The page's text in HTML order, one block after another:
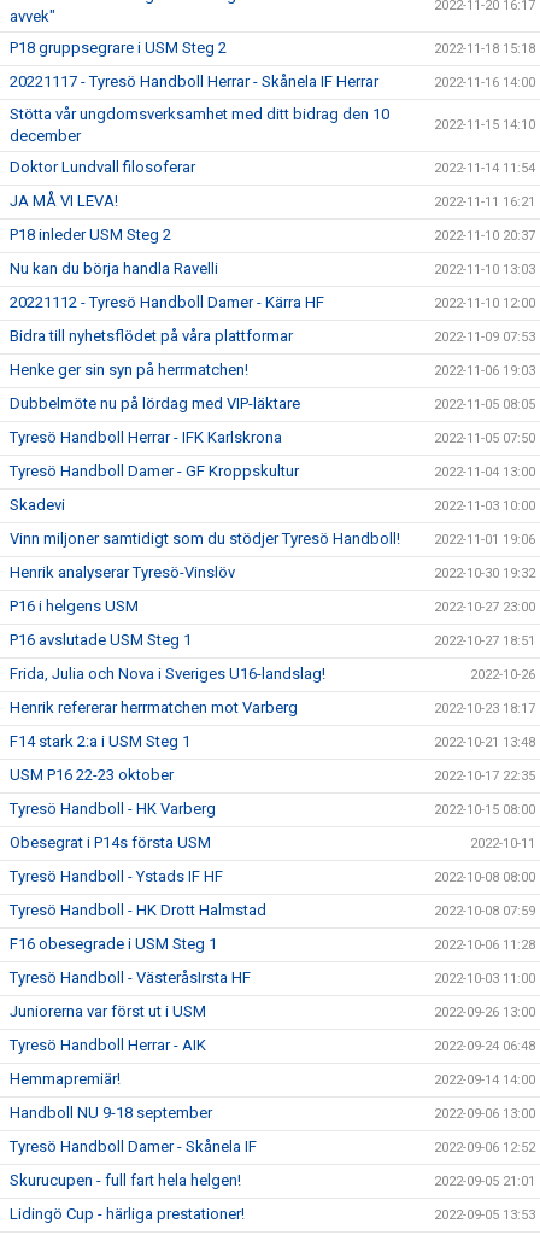
avvek"
2022-11-20 16:17
P18 gruppsegrare i USM Steg 2 2022-11-18 15:18
20221117 - Tyresö Handboll Herrar - Skånela IF Herrar 2022-11-16 14:00
Stötta vår ungdomsverksamhet med ditt bidrag den 10
december
2022-11-15 14:10
Doktor Lundvall filosoferar 2022-11-14 11:54
JA MÅ VI LEVA! 2022-11-11 16:21
P18 inleder USM Steg 2 2022-11-10 20:37
Nu kan du börja handla Ravelli 2022-11-10 13:03
20221112 - Tyresö Handboll Damer - Kärra HF 2022-11-10 12:00
Bidra till nyhetsflödet på våra plattformar 2022-11-09 07:53
Henke ger sin syn på herrmatchen! 2022-11-06 19:03
Dubbelmöte nu på lördag med VIP-läktare 2022-11-05 08:05
Tyresö Handboll Herrar - IFK Karlskrona 2022-11-05 07:50
Tyresö Handboll Damer - GF Kroppskultur 2022-11-04 13:00
Skadevi 2022-11-03 10:00
Vinn miljoner samtidigt som du stödjer Tyresö Handboll! 2022-11-01 19:06
Henrik analyserar Tyresö-Vinslöv 2022-10-30 19:32
P16 i helgens USM 2022-10-27 23:00
P16 avslutade USM Steg 1 2022-10-27 18:51
Frida, Julia och Nova i Sveriges U16-landslag! 2022-10-26
Henrik refererar herrmatchen mot Varberg 2022-10-23 18:17
F14 stark 2:a i USM Steg 1 2022-10-21 13:48
USM P16 22-23 oktober 2022-10-17 22:35
Tyresö Handboll - HK Varberg 2022-10-15 08:00
Obesegrat i P14s första USM 2022-10-11
Tyresö Handboll - Ystads IF HF 2022-10-08 08:00
Tyresö Handboll - HK Drott Halmstad 2022-10-08 07:59
F16 obesegrade i USM Steg 1 2022-10-06 11:28
Tyresö Handboll - VästeråsIrsta HF 2022-10-03 11:00
Juniorerna var först ut i USM 2022-09-26 13:00
Tyresö Handboll Herrar - AIK 2022-09-24 06:48
Hemmapremiär! 2022-09-14 14:00
Handboll NU 9-18 september 2022-09-06 13:00
Tyresö Handboll Damer - Skånela IF 2022-09-06 12:52
Skurucupen - full fart hela helgen! 2022-09-05 21:01
Lidingö Cup - härliga prestationer! 2022-09-05 13:53